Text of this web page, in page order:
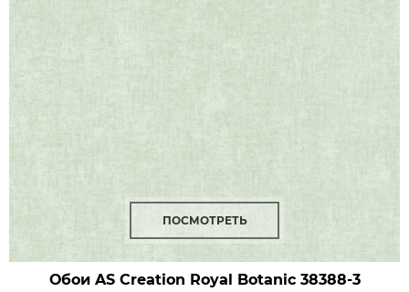
ПОСМОТРЕТЬ
Обои AS Creation Royal Botanic38388-3